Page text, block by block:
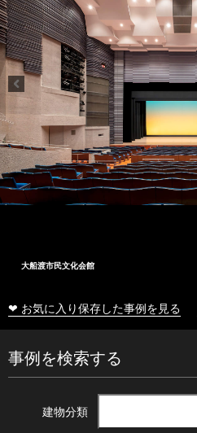
大船渡市民文化会館
❤ お気に入り保存した事例を見る
事例を検索する
建物分類